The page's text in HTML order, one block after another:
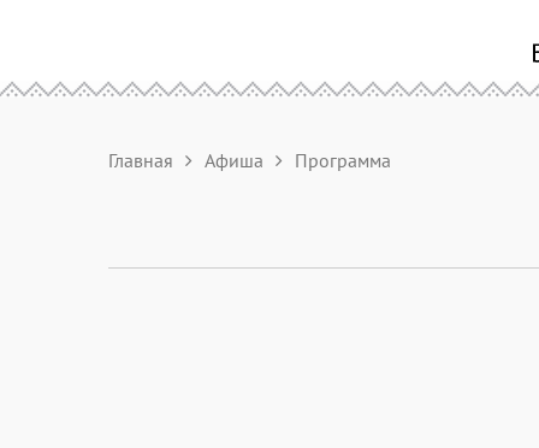
Главная Афиша Программа